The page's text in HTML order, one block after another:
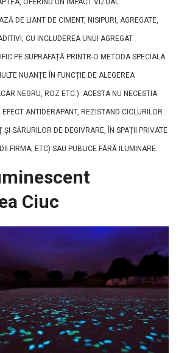
OFERIND UN IMPACT VIZUAL
DE LIANT DE CIMENT, NISIPURI, AGREGATE,
CU INCLUDEREA UNUI AGREGAT
PE SUPRAFAȚĂ PRINTR-O METODA SPECIALA.
NUANȚE ÎN FUNCȚIE DE ALEGEREA
NEGRU, ROZ ETC.). ACESTA NU NECESTIA
EFECT ANTIDERAPANT, REZISTAND CICLURILOR
ȘI SĂRURILOR DE DEGIVRARE, ÎN SPAȚII PRIVATE
FIRMA, ETC) SAU PUBLICE FĂRĂ ILUMINARE.
Ciuc